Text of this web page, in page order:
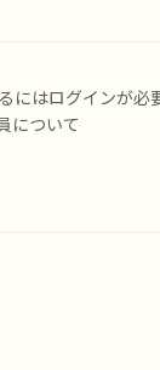
にはログインが必
について